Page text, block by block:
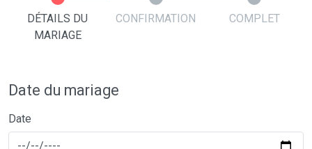
DÉTAILS DU
MARIAGE
CONFIRMATION COMPLET
Date du mariage
Date